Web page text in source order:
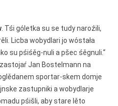
. Tśi góletka su se tudy naroźili,
Licba wobydlari jo wóstała
su pśiśěg-nuli a pšec śěgnuli.“
Jan Bostelmann na
sportar-skem domje
zastupniki a wobydlarje
pśišli, aby stare lěto
lazowanju
wudaśow
lěto (za